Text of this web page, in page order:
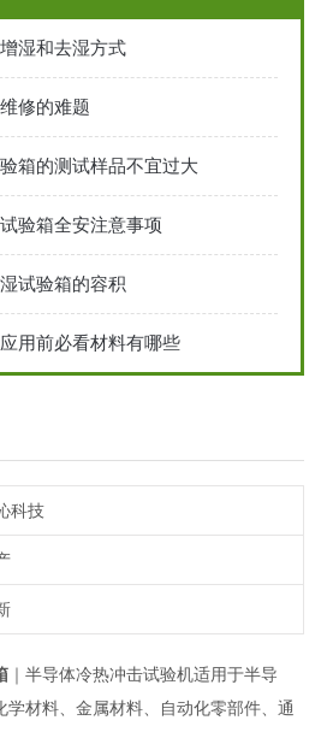
湿和去湿方式
修的难题
箱的测试样品不宜过大
验箱全安注意事项
试验箱的容积
用前必看材料有哪些
科技
｜半导体冷热冲击试验机适用于半导
学材料、金属材料、自动化零部件、通